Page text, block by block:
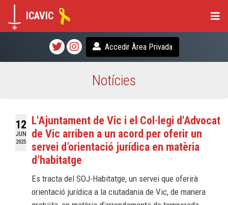
Accedir Àrea Privada
ICAVIC
Notícies
12
JUN
2025
L'Ajuntament de Vic i el Col·legi d'Advocats
de Vic arriben a un acord per oferir un
servei d’orientació jurídica en matèria
d’habitatge
Es tracta del SOJ-Habitatge, un servei que oferirà
orientació jurídica a la ciutadania de Vic, de manera